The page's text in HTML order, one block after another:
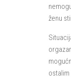
ženu